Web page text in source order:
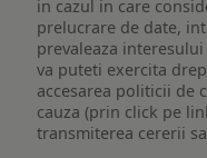
in cazul in care
prelucrare de date,
prevaleaza
va puteti exercita
accesarea politicii de
cauza (prin click pe
transmiterea cererii